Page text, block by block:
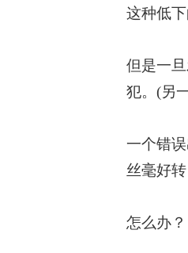
这种低
但是一
犯。(另
一个错
丝毫好
怎么办？